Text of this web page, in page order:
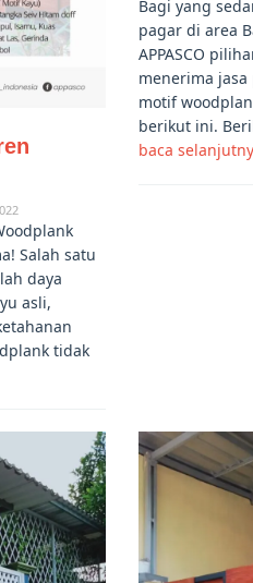
Salah satu
daya
asli,
tidak
Bagi yang
pagar di area
APPASCO
menerima
motif
berikut ini.
baca